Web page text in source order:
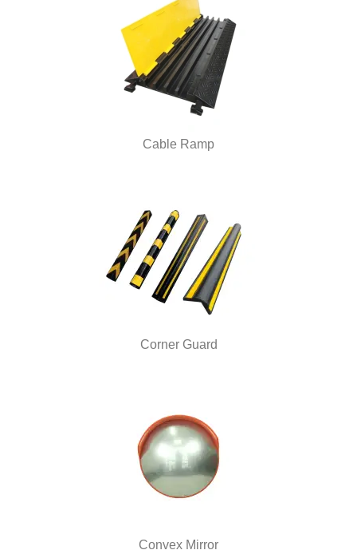
Cable Ramp
Corner Guard
Convex Mirror